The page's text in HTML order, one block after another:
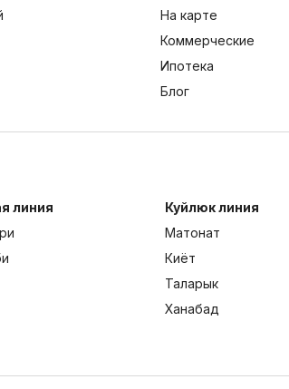
На карте
Коммерческие
Ипотека
Блог
линия
Куйлюк линия
Матонат
Киёт
Таларык
Ханабад